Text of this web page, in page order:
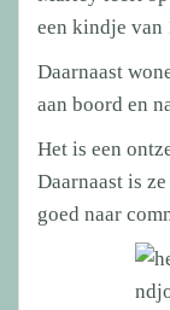
een kindje van
Daarnaast
aan boord en
Het is een
Daarnaast is
goed naar